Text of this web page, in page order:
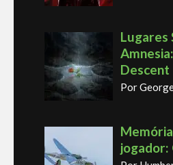
Lugares
Descent
Por
jogador: